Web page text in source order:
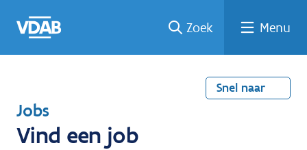
naar
een
een
job
naar
Zoek Menu
Snel naar
T
e
Jobs
Vind een job